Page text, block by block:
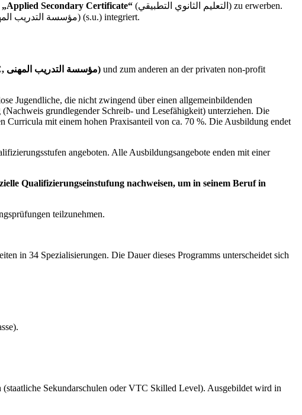
„Applied Secondary Certificate“ (التعليم الثانوي التطبيقي) zu erwerben.
1999 wurden dieser Bildungsweg abgeschafft und in die Skilled Level Programme der Vocational Training Corporation (VTC, مؤسسة التدريب المهنى) (s.u.) integriert.
Vocational Training Corporation (VTC, مؤسسة التدريب المهنى) und zum anderen an der privaten non-profit
Jugendliche, die nicht zwingend über einen allgemeinbildenden
grundlegender Schreib- und Lesefähigkeit) unterziehen. Die
Curricula mit einem hohen Praxisanteil von ca. 70 %. Die Ausbildung endet
angeboten. Alle Ausbildungsangebote enden mit einer
Qualifizierungseinstufung nachweisen, um in seinem Beruf in
teilzunehmen.
in 34 Spezialisierungen. Die Dauer dieses Programms unterscheidet sich
Sekundarschulen oder VTC Skilled Level). Ausgebildet wird in